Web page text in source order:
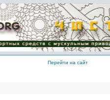
Перейти на сайт